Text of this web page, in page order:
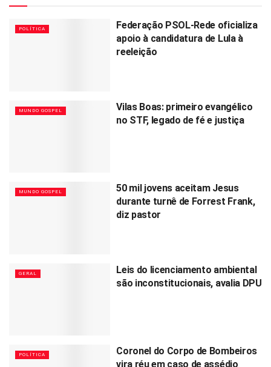
POLÍTICA
Federação PSOL-Rede oficializa
apoio à candidatura de Lula à
reeleição
MUNDO GOSPEL
Vilas Boas: primeiro evangélico
no STF, legado de fé e justiça
MUNDO GOSPEL
50 mil jovens aceitam Jesus
durante turnê de Forrest Frank,
diz pastor
GERAL
Leis do licenciamento ambiental
são inconstitucionais, avalia DPU
POLÍTICA
Coronel do Corpo de Bombeiros
vira réu em caso de assédio